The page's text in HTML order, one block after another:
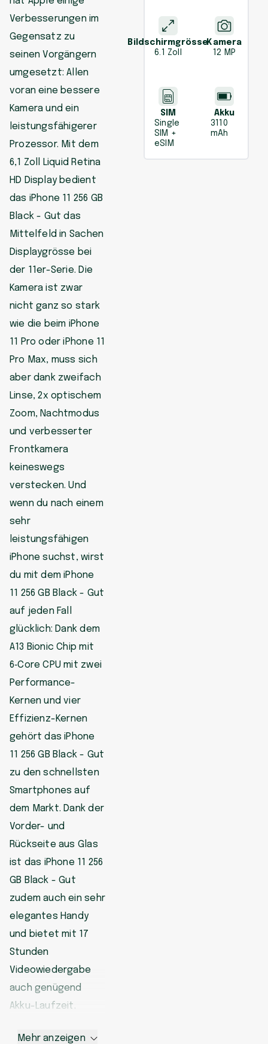
Verbesserungen im
Gegensatz zu
seinen Vorgängern
umgesetzt: Allen
voran eine bessere
Kamera und ein
leistungsfähigerer
Prozessor. Mit dem
6,1 Zoll Liquid Retina
HD Display bedient
das iPhone 11 256 GB
Black - Gut das
Mittelfeld in Sachen
Displaygrösse bei
der 11er-Serie. Die
Kamera ist zwar
nicht ganz so stark
wie die beim iPhone
11 Pro oder iPhone 11
Pro Max, muss sich
aber dank zweifach
Linse, 2x optischem
Zoom, Nachtmodus
und verbesserter
Frontkamera
keineswegs
verstecken. Und
wenn du nach einem
sehr
leistungsfähigen
iPhone suchst, wirst
du mit dem iPhone
11 256 GB Black - Gut
auf jeden Fall
glücklich: Dank dem
A13 Bionic Chip mit
6‑Core CPU mit zwei
Performance-
Kernen und vier
Effizienz-Kernen
gehört das iPhone
11 256 GB Black - Gut
zu den schnellsten
Smartphones auf
dem Markt. Dank der
Vorder- und
Rückseite aus Glas
ist das iPhone 11 256
GB Black - Gut
zudem auch ein sehr
elegantes Handy
und bietet mit 17
Stunden
Videowiedergabe
auch genügend
Akku-Laufzeit.
Mehr anzeigen
Bildschirmgrösse
6.1 Zoll
Kamera
12 MP
SIM
Single
SIM +
eSIM
Akku
3110
mAh